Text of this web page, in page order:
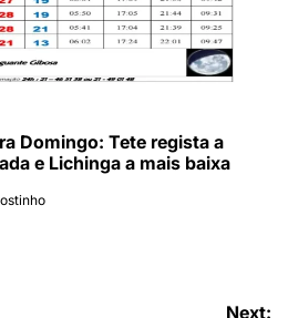
Domingo: Tete regista a
e Lichinga a mais baixa
Next: